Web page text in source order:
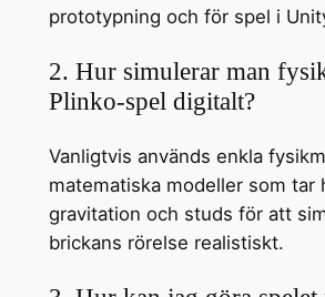
prototypning och för spel i
2. Hur simulerar man
Plinko-spel digitalt?
Vanligtvis används enkla
matematiska modeller som tar
gravitation och studs för att
brickans rörelse realistiskt.